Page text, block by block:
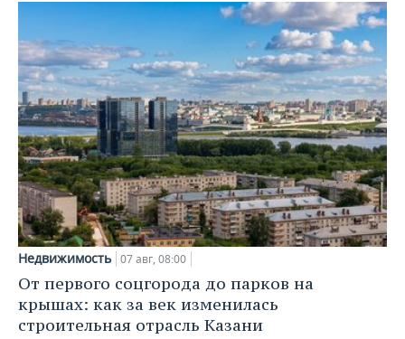
Недвижимость 07 авг, 08:00
От первого соцгорода до парков на
крышах: как за век изменилась
строительная отрасль Казани